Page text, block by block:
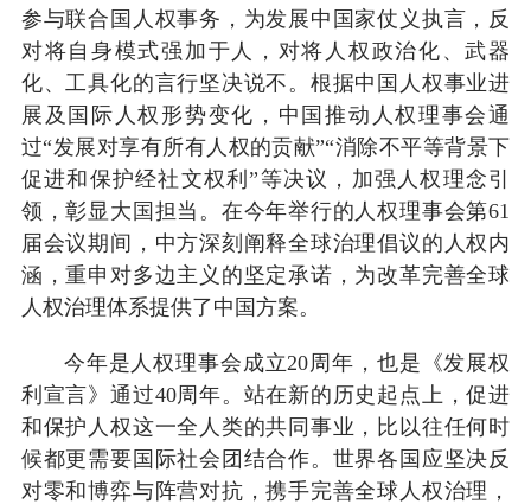
参与联合国人权事务，为发展中国家仗义执言，反
对将自身模式强加于人，对将人权政治化、武器
化、工具化的言行坚决说不。根据中国人权事业进
展及国际人权形势变化，中国推动人权理事会通
过“发展对享有所有人权的贡献”“消除不平等背景下
促进和保护经社文权利”等决议，加强人权理念引
领，彰显大国担当。在今年举行的人权理事会第61
届会议期间，中方深刻阐释全球治理倡议的人权内
涵，重申对多边主义的坚定承诺，为改革完善全球
人权治理体系提供了中国方案。
今年是人权理事会成立20周年，也是《发展权
利宣言》通过40周年。站在新的历史起点上，促进
和保护人权这一全人类的共同事业，比以往任何时
候都更需要国际社会团结合作。世界各国应坚决反
对零和博弈与阵营对抗，携手完善全球人权治理，